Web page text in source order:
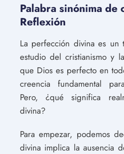
Palabra sinónima de
Reflexión
La perfección divina es un
estudio del cristianismo y
que Dios es perfecto en
creencia fundamental
Pero, ¿qué significa
divina?
Para empezar, podemos
divina implica la ausencia